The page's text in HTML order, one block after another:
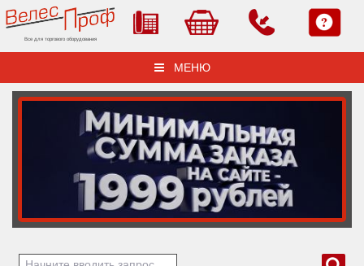
Все для торгового оборудования
МЕНЮ